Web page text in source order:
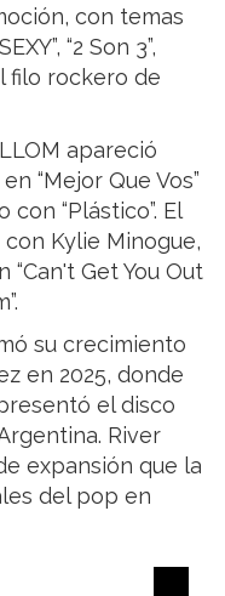
con temas
“2 Son 3”,
filo rockero de
apareció
“Mejor Que Vos”
“Plástico”. El
Kylie Minogue,
Get You Out
su crecimiento
en 2025, donde
el disco
River
expansión que la
del pop en